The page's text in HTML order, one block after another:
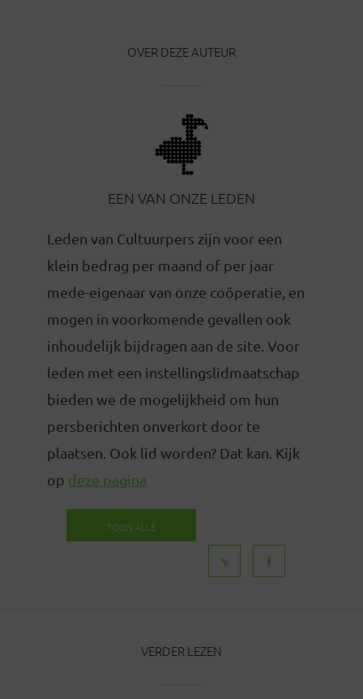
OVER DEZE AUTEUR
EEN VAN ONZE LEDEN
Leden van Cultuurpers zijn voor een
klein bedrag per maand of per jaar
mede-eigenaar van onze coöperatie, en
mogen in voorkomende gevallen ook
inhoudelijk bijdragen aan de site. Voor
leden met een instellingslidmaatschap
bieden we de mogelijkheid om hun
persberichten onverkort door te
plaatsen. Ook lid worden? Dat kan. Kijk
op deze pagina
TOON ALLE
VERDER LEZEN